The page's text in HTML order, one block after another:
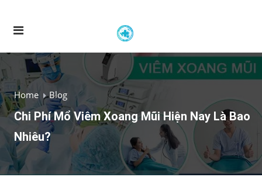
Home Blog
Chi Phí Mổ Viêm Xoang Mũi Hiện Nay Là Bao
Nhiêu?